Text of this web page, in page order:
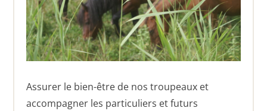
Assurer le bien-être de nos troupeaux et
accompagner les particuliers et futurs